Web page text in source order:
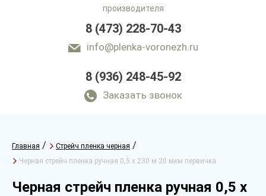
производителя
8 (473) 228-70-43
info@plenka-voronezh.ru
8 (936) 248-45-92
Заказать звонок
Главная / Стрейч пленка черная /
Черная стрейч пленка ручная 0,5 х 230 м 20 мкм первичка
Черная стрейч пленка ручная 0,5 х